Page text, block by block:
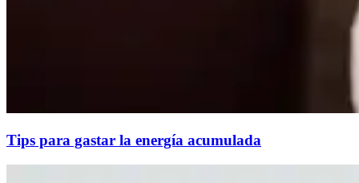
Tips para gastar la energía acumulada